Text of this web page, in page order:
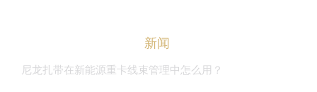
新闻
尼龙扎带在新能源重卡线束管理中怎么用？